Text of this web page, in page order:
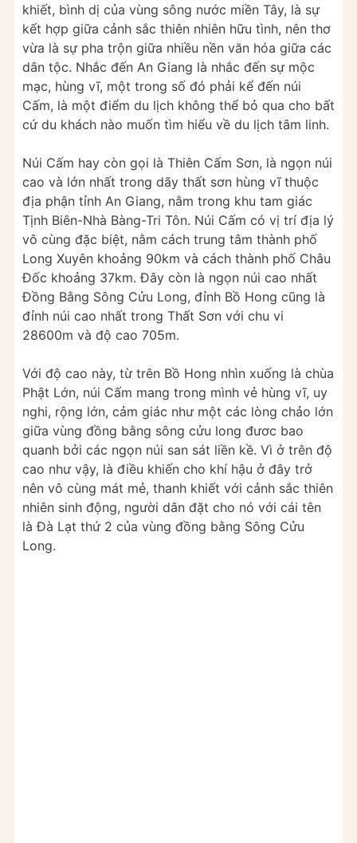
khiết, bình dị của vùng sông nước miền Tây, là sự
kết hợp giữa cảnh sắc thiên nhiên hữu tình, nên thơ
vừa là sự pha trộn giữa nhiều nền văn hóa giữa các
dân tộc. Nhắc đến An Giang là nhắc đến sự mộc
mạc, hùng vĩ, một trong số đó phải kể đến núi
Cấm, là một điểm du lịch không thể bỏ qua cho bất
cứ du khách nào muốn tìm hiểu về du lịch tâm linh.
Núi Cấm hay còn gọi là Thiên Cấm Sơn, là ngọn núi
cao và lớn nhất trong dãy thất sơn hùng vĩ thuộc
địa phận tỉnh An Giang, nằm trong khu tam giác
Tịnh Biên-Nhà Bàng-Tri Tôn. Núi Cấm có vị trí địa lý
vô cùng đặc biệt, nằm cách trung tâm thành phố
Long Xuyên khoảng 90km và cách thành phố Châu
Đốc khoảng 37km. Đây còn là ngọn núi cao nhất
Đồng Bằng Sông Cửu Long, đỉnh Bồ Hong cũng là
đỉnh núi cao nhất trong Thất Sơn với chu vi
28600m và độ cao 705m.
Với độ cao này, từ trên Bồ Hong nhìn xuống là chùa
Phật Lớn, núi Cấm mang trong mình vẻ hùng vĩ, uy
nghi, rộng lớn, cảm giác như một các lòng chảo lớn
giữa vùng đồng bằng sông cửu long đươc bao
quanh bởi các ngọn núi san sát liền kề. Vì ở trên độ
cao như vậy, là điều khiến cho khí hậu ở đây trở
nên vô cùng mát mẻ, thanh khiết với cảnh sắc thiên
nhiên sinh động, người dân đặt cho nó với cái tên
là Đà Lạt thứ 2 của vùng đồng bằng Sông Cửu
Long.